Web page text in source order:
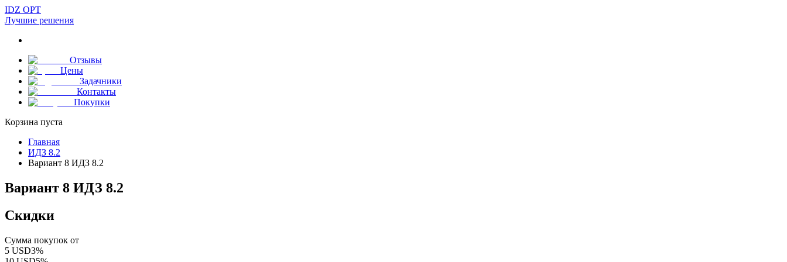
IDZ OPT
Лучшие решения
Отзывы
Цены
Задачники
Контакты
Покупки
Корзина пуста
Главная
ИДЗ 8.2
Вариант 8 ИДЗ 8.2
Вариант 8 ИДЗ 8.2
Скидки
Сумма покупок от
5 USD3%